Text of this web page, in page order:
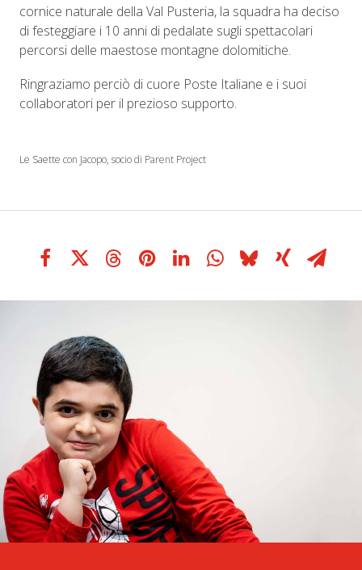
cornice naturale della Val Pusteria, la squadra ha deciso
di festeggiare i 10 anni di pedalate sugli spettacolari
percorsi delle maestose montagne dolomitiche.
Ringraziamo perciò di cuore Poste Italiane e i suoi
collaboratori per il prezioso supporto.
Le Saette con Jacopo, socio di Parent Project